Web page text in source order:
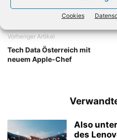
Cookies
Vorheriger Artikel
Tech Data Österreich mit
neuem Apple-Chef
Also
des